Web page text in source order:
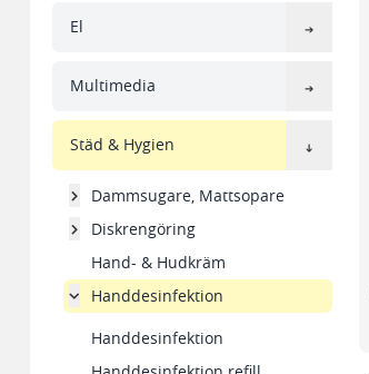
El
Multimedia
Städ & Hygien
Dammsugare, Mattsopare
Diskrengöring
Hand- & Hudkräm
Handdesinfektion
Handdesinfektion